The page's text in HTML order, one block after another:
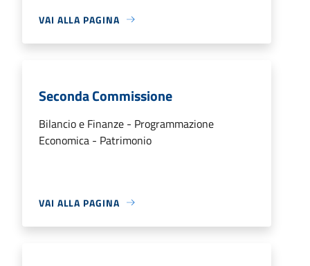
VAI ALLA PAGINA
Seconda Commissione
Bilancio e Finanze - Programmazione
Economica - Patrimonio
VAI ALLA PAGINA